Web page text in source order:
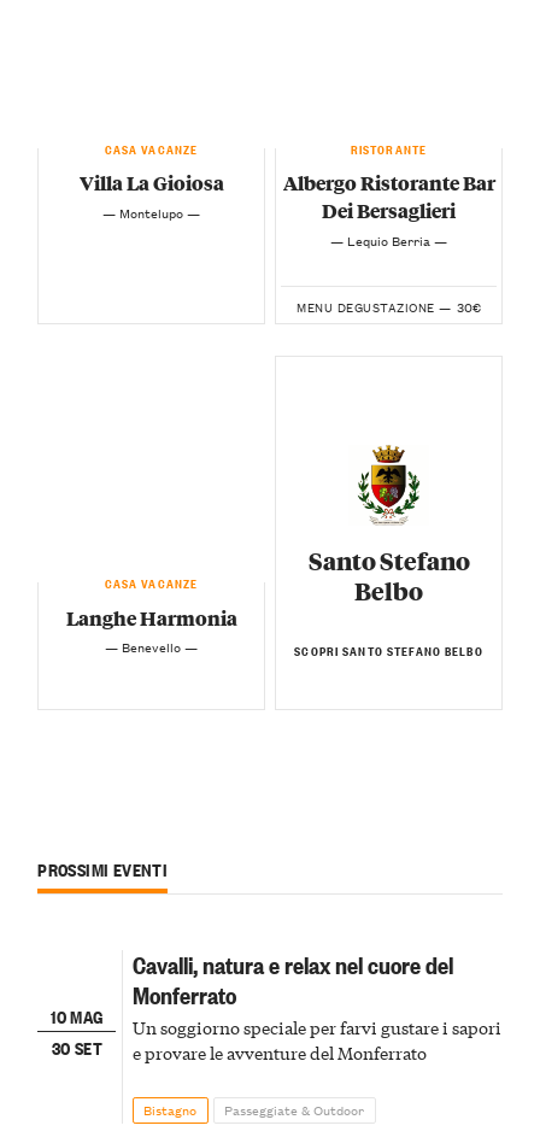
CASA VACANZE
Villa La Gioiosa
— Montelupo —
RISTORANTE
Albergo Ristorante Bar
Dei Bersaglieri
— Lequio Berria —
MENU DEGUSTAZIONE — 30€
CASA VACANZE
Langhe Harmonia
— Benevello —
Santo Stefano
Belbo
SCOPRI SANTO STEFANO BELBO
PROSSIMI EVENTI
10 MAG
30 SET
Cavalli, natura e relax nel cuore del
Monferrato
Un soggiorno speciale per farvi gustare i sapori
e provare le avventure del Monferrato
Bistagno Passeggiate & Outdoor